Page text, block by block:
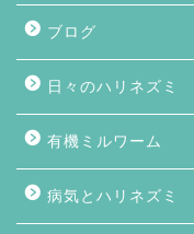
ブログ
日々のハリネズミ
有機ミルワーム
病気とハリネズミ